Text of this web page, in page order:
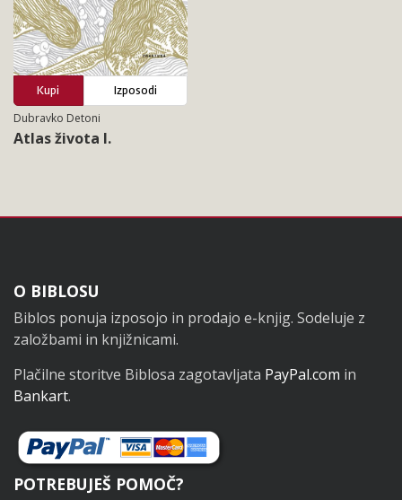
Kupi
Izposodi
Dubravko Detoni
Atlas života I.
Noga
O BIBLOSU
Biblos ponuja izposojo in prodajo e-knjig. Sodeluje z
založbami in knjižnicami.
Plačilne storitve Biblosa zagotavljata PayPal.com in
Bankart.
POTREBUJEŠ POMOČ?